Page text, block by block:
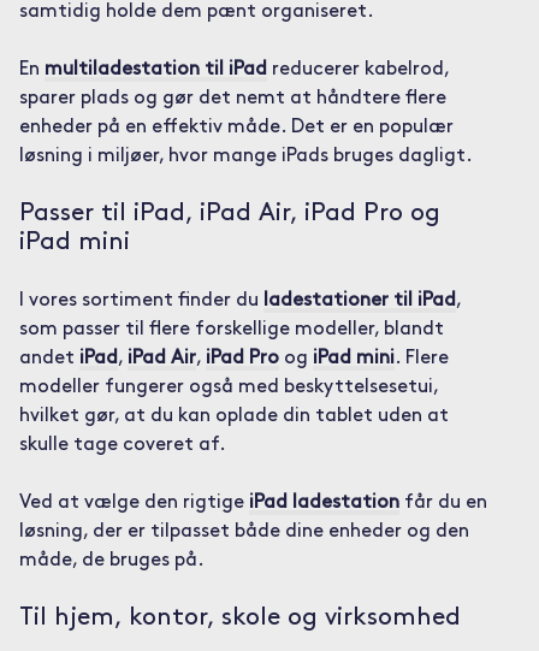
samtidig holde dem pænt organiseret.
En multiladestation til iPad reducerer kabelrod,
sparer plads og gør det nemt at håndtere flere
enheder på en effektiv måde. Det er en populær
løsning i miljøer, hvor mange iPads bruges dagligt.
Passer til iPad, iPad Air, iPad Pro og
iPad mini
I vores sortiment finder du ladestationer til iPad ,
som passer til flere forskellige modeller, blandt
andet iPad , iPad Air, iPad Proog iPad mini. Flere
modeller fungerer også med beskyttelsesetui,
hvilket gør, at du kan oplade din tablet uden at
skulle tage coveret af.
Ved at vælge den rigtige iPad ladestationfår du en
løsning, der er tilpasset både dine enheder og den
måde, de bruges på.
Til hjem, kontor, skole og virksomhed